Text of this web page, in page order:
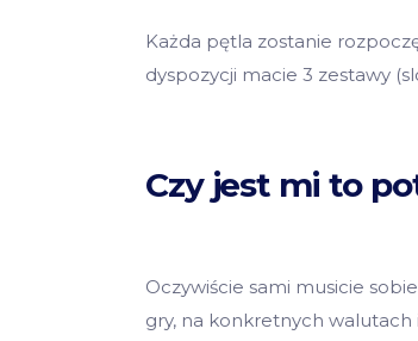
Każda pętla zostanie
dyspozycji macie 3 zestawy
Czy jest mi to
Oczywiście sami musicie
gry, na konkretnych walutach